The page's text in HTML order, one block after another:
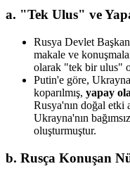
a. "Tek Ulus" ve
Rusya Devlet
makale ve
olarak "tek bir ulus"
Putin'e göre,
koparılmış, yapay
Rusya'nın doğal etki
Ukrayna'nın
oluşturmuştur.
b. Rusça Konuşan